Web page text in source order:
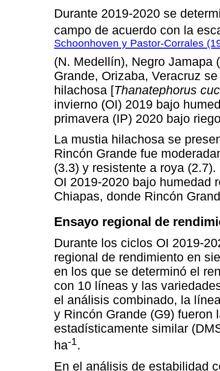
Durante 2019-2020 se
campo de acuerdo con la
Schoonhoven y Pastor-Corrales
(N. Medellín), Negro Jamapa
Grande, Orizaba, Veracruz
hilachosa [Thanatephorus
invierno (OI) 2019 bajo
primavera (IP) 2020 bajo
La mustia hilachosa se
Rincón Grande fue
(3.3) y resistente a roya
OI 2019-2020 bajo humedad
Chiapas, donde Rincón
Ensayo regional de
Durante los ciclos OI 2019-
regional de rendimiento en
en los que se determinó el
con 10 líneas y las
el análisis combinado, la
y Rincón Grande (G9)
estadísticamente similar
ha-1.
En el análisis de estabilidad